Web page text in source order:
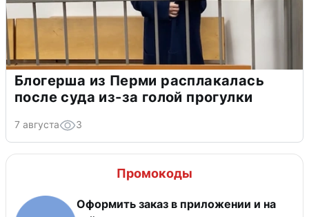
Блогерша из Перми расплакалась
после суда из-за голой прогулки
7 августа 3
Промокоды
Оформить заказ в приложении и на